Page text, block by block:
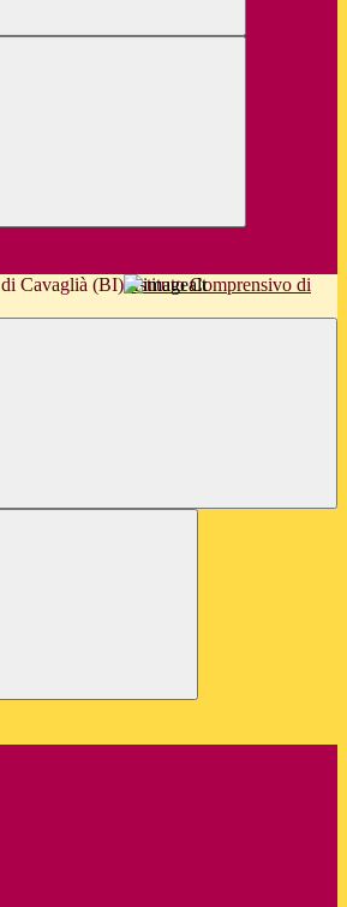
Istituto Comprensivo di